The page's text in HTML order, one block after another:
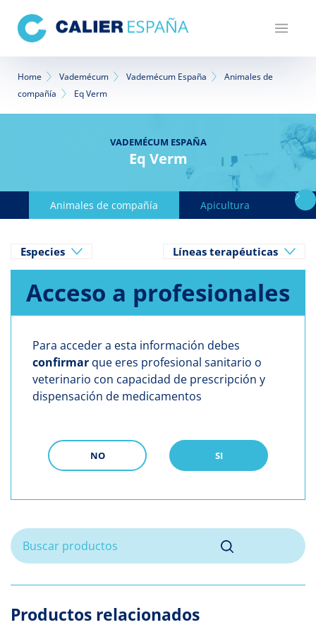
contenido
principal
Sobrescribir
enlaces
navegación
Home Vademécum Vademécum España
Animales de
compañía
Eq Verm
VADEMÉCUM ESPAÑA
Eq Verm
Animales de compañía Apicultura
Especies Líneas terapéuticas
Acceso a profesionales
Para acceder a esta información debes
confirmar que eres profesional sanitario o
veterinario con capacidad de prescripción y
dispensación de medicamentos
NO SI
Productos relacionados